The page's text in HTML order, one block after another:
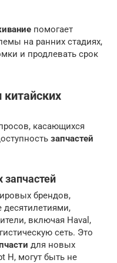
помогает
на ранних стадиях,
и продлевать срок
касающихся
запчастей
запчастей
брендов,
десятилетиями,
включая Haval,
сеть. Это
для новых
H, могут быть не